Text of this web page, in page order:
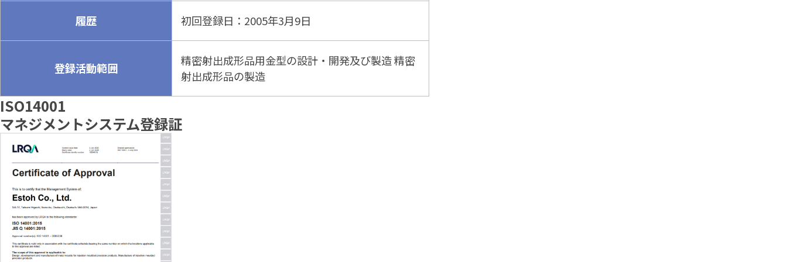
履歴 初回登録日：2005年3月9日
登録活動範囲
精密射出成形品用金型の設計・開発及び製造 精密
射出成形品の製造
ISO14001
マネジメントシステム登録証